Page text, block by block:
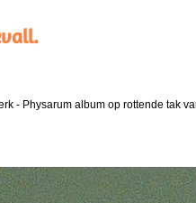
- Physarum album op rottende tak